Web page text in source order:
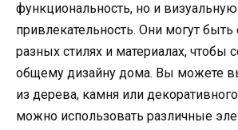
функциональность, но и визуальную
привлекательность. Они могут
разных стилях и материалах, чтобы
общему дизайну дома. Вы можете
из дерева, камня или
можно использовать различные